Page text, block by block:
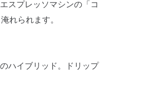
スプレッソマシンの「コ
れられます。
ハイブリッド。ドリップ